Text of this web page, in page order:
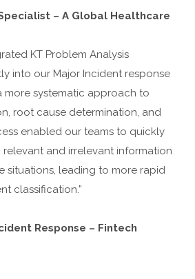
– A Global Healthcare
KT Problem Analysis
into our Major Incident response
more systematic approach to
root cause determination, and
enabled our teams to quickly
and irrelevant information
situations, leading to more rapid
classification.”
Response – Fintech